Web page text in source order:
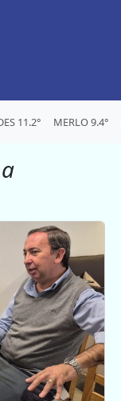
11.2° MERLO 9.4°